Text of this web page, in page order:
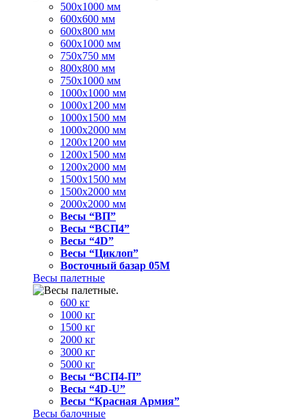
500x1000 мм
600x600 мм
600x800 мм
600x1000 мм
750x750 мм
800x800 мм
750x1000 мм
1000x1000 мм
1000x1200 мм
1000x1500 мм
1000x2000 мм
1200x1200 мм
1200x1500 мм
1200x2000 мм
1500x1500 мм
1500x2000 мм
2000x2000 мм
Весы “ВП”
Весы “ВСП4”
Весы “4D”
Весы “Циклоп”
Восточный базар 05M
Весы палетные
600 кг
1000 кг
1500 кг
2000 кг
3000 кг
5000 кг
Весы “ВСП4-П”
Весы “4D-U”
Весы “Красная Армия”
Весы балочные